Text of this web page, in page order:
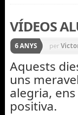
VÍDEOS
6 ANYS per
CICLE
Aquests
uns
alegria, ens
positiva.